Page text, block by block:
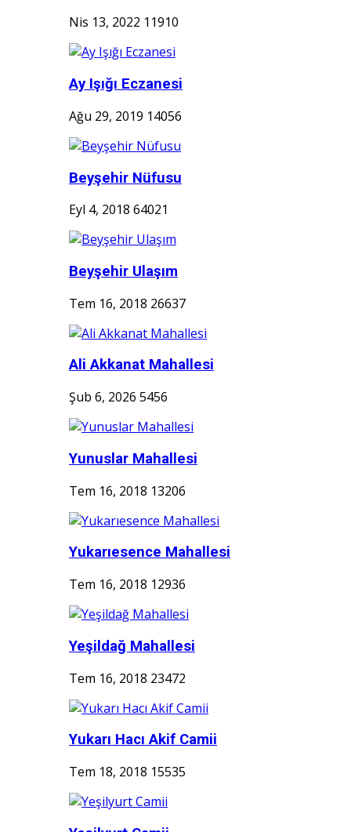
Nis 13, 2022 11910
Ay Işığı Eczanesi
Ağu 29, 2019 14056
Beyşehir Nüfusu
Eyl 4, 2018 64021
Beyşehir Ulaşım
Tem 16, 2018 26637
Ali Akkanat Mahallesi
Şub 6, 2026 5456
Yunuslar Mahallesi
Tem 16, 2018 13206
Yukarıesence Mahallesi
Tem 16, 2018 12936
Yeşildağ Mahallesi
Tem 16, 2018 23472
Yukarı Hacı Akif Camii
Tem 18, 2018 15535